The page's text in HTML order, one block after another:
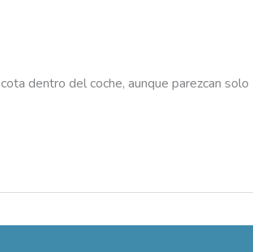
dentro del coche, aunque parezcan solo